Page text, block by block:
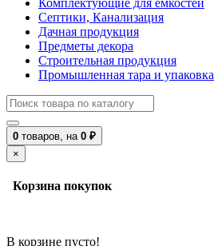
Комплектующие для емкостей
Септики, Канализация
Дачная продукция
Предметы декора
Строительная продукция
Промышленная тара и упаковка
0 товаров, на 0 ₽
×
Корзина покупок
В корзине пусто!